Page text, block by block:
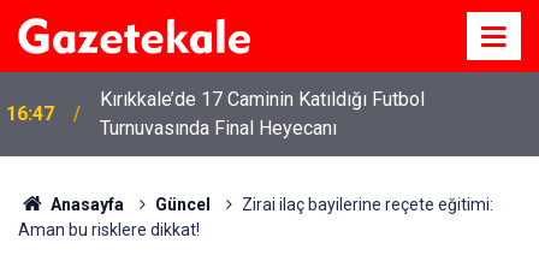
16:47
Kırıkkale’de 17 Caminin Katıldığı Futbol
Turnuvasında Final Heyecanı
Anasayfa Güncel
Zirai ilaç bayilerine reçete eğitimi:
Aman bu risklere dikkat!